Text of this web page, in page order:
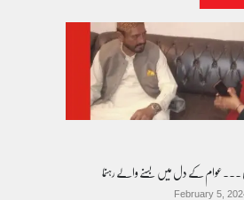
۔۔۔عوام کے دل میں بسنے والے رہنما
February 5,